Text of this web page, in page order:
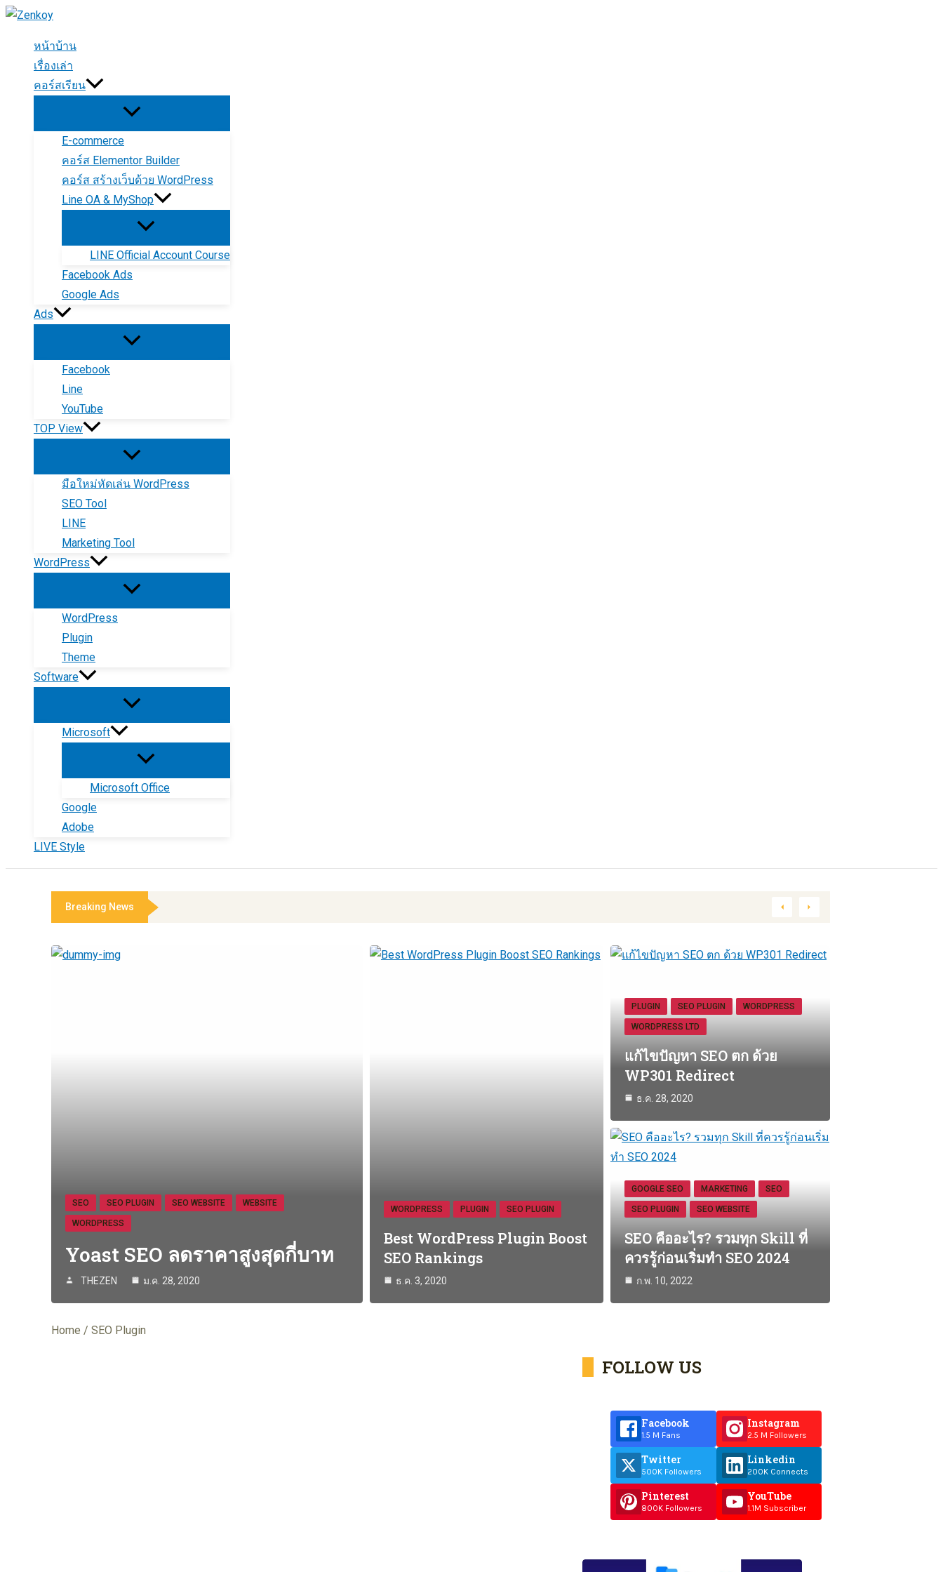
Skip
content
หน้าบ้าน
เรื่องเล่า
คอร์สเรียน
E-commerce
คอร์ส Elementor Builder
คอร์ส สร้างเว็บด้วย WordPress
Line OA & MyShop
LINE Official Account Course
Facebook Ads
Google Ads
Ads
Facebook
Line
YouTube
TOP View
มือใหม่หัดเล่น WordPress
SEO Tool
LINE
Marketing Tool
WordPress
WordPress
Plugin
Theme
Software
Microsoft
Microsoft Office
Google
Adobe
LIVE Style
Breaking News
SEO SEO PLUGIN SEO WEBSITE WEBSITE
WORDPRESS
Yoast SEO ลดราคาสูงสุดกี่บาท
THEZEN ม.ค. 28, 2020
WORDPRESS PLUGIN SEO PLUGIN
Best WordPress Plugin Boost
SEO Rankings
ธ.ค. 3, 2020
PLUGIN SEO PLUGIN WORDPRESS
WORDPRESS LTD
แก้ไขปัญหา SEO ตก ด้วย
WP301 Redirect
ธ.ค. 28, 2020
GOOGLE SEO MARKETING SEO
SEO PLUGIN SEO WEBSITE
SEO คืออะไร? รวมทุก Skill ที่
ควรรู้ก่อนเริ่มทำ SEO 2024
ก.พ. 10, 2022
Home SEO Plugin
FOLLOW US
Facebook
1.5 M Fans
Twitter
500K Followers
Pinterest
800K Followers
Instagram
2.5 M Followers
Linkedin
200K Connects
YouTube
1.1M Subscriber